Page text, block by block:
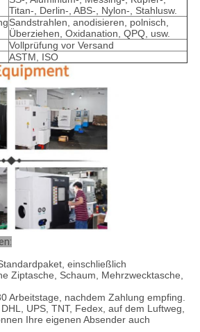
Titan-, Derlin-, ABS-, Nylon-, Stahlusw.
Sandstrahlen, anodisieren, polnisch,
Überziehen, Oxidanation, QPQ, usw.
Vollprüfung vor Versand
ASTM, ISO
einschließlich
Ziptasche, Schaum, Mehrzwecktasche,
Arbeitstage, nachdem Zahlung empfing.
UPS, TNT, Fedex, auf dem Luftweg,
Ihre eigenen Absender auch